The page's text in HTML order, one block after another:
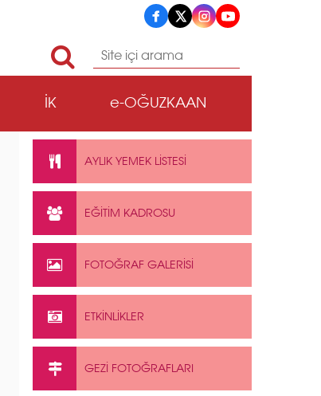
İK e-OĞUZKAAN
AYLIK YEMEK LİSTESİ
EĞİTİM KADROSU
FOTOĞRAF GALERİSİ
ETKİNLİKLER
GEZİ FOTOĞRAFLARI